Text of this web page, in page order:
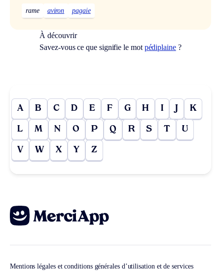
rame aviron pagaie
À découvrir
Savez-vous ce que signifie le mot pédiplaine?
A B C D E F G H I J K
L M N O P Q R S T U
V W X Y Z
Mentions légales et conditions générales d’utilisation et de services